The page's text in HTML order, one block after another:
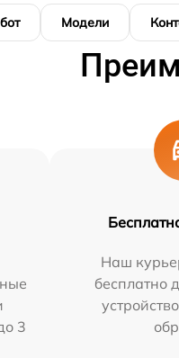
Модели
3
Наш
бесплатно